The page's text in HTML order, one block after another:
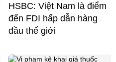
HSBC: Việt Nam là điểm
đến FDI hấp dẫn hàng
đầu thế giới